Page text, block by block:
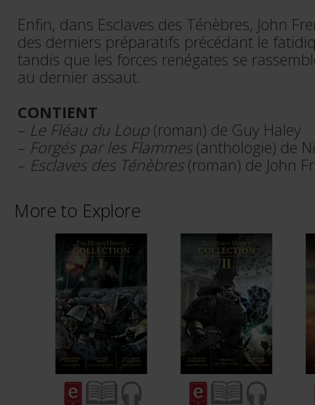
Enfin, dans Esclaves des Ténèbres, John
des derniers préparatifs précédant le
tandis que les forces renégates se
au dernier assaut.
CONTIENT
– Le Fléau du Loup (roman) de Guy Haley
– Forgés par les Flammes (anthologie) de
– Esclaves des Ténèbres (roman) de John
More to Explore